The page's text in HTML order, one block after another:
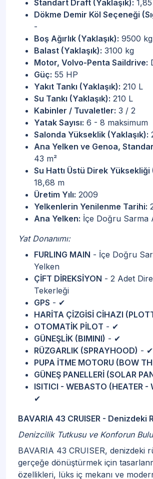
Standart Draft (Yaklaşık):
Dökme Demir Köl Seçeneği
-
Boş Ağırlık (Yaklaşık): 9500 kg
Balast (Yaklaşık): 3100 kg
Motor, Volvo-Penta Saildrive:
Güç: 55 HP
Yakıt Tankı (Yaklaşık): 210 L
Su Tankı (Yaklaşık): 210 L
Kabinler / Tuvaletler: 3 / 2
Yatak Sayısı: 6 - 8 maksimum
Salonda Yükseklik (Yaklaşık):
Ana Yelken ve Genoa,
43 m²
Su Hattı Üstü Direk Yüksekliği
18,68 m
Üretim Yılı: 2009
Yelkenlerin Yenilenme Tarihi:
Ana Yelken: İçe Doğru Sarma
Yat Donanımı:
FURLING MAIN - İçe Doğru
Yelken
ÇİFT DİREKSİYON - 2 Adet
Tekerleği
GPS - ✔
HARİTA ÇİZGİSİ CİHAZI
OTOMATİK PİLOT - ✔
GÜNEŞLİK (BIMINI) - ✔
RÜZGARLIK (SPRAYHOOD) - ✔
PUPA İTME MOTORU (BOW
GÜNEŞ PANELLERİ (SOLAR
ISITICI - WEBASTO (HEATER -
✔
BAVARIA 43 CRUISER - Denizdeki
Denizcilik Tutkusu ve Konforun
BAVARIA 43 CRUISER, denizdeki
gerçeğe dönüştürmek için
özellikleri, lüks iç mekanı ve